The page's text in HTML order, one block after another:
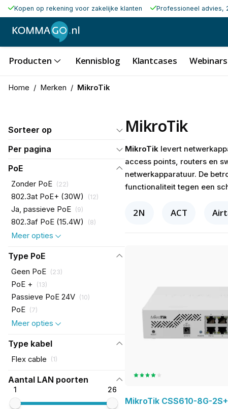
Kopen op rekening voor zakelijke klanten Professioneel advies,
Producten Kennisblog Klantcases Webinars
Home / Merken / MikroTik
Sorteer op
Per pagina
PoE
Zonder PoE (22)
802.3at PoE+ (30W) (12)
Ja, passieve PoE (9)
802.3af PoE (15.4W) (8)
Meer opties
Type PoE
Geen PoE (23)
PoE + (13)
Passieve PoE 24V (10)
PoE (7)
Meer opties
Type kabel
Flex cable (1)
Aantal LAN poorten
1 26
MikroTik
MikroTiklevert
access points, routers en
netwerkapparatuur. De
functionaliteit tegen een
2N ACT
MikroTik CSS610-8G-